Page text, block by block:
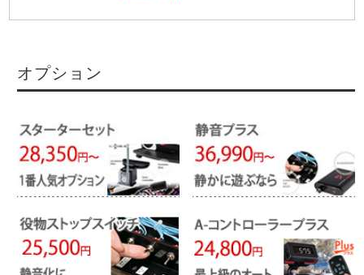
オプション